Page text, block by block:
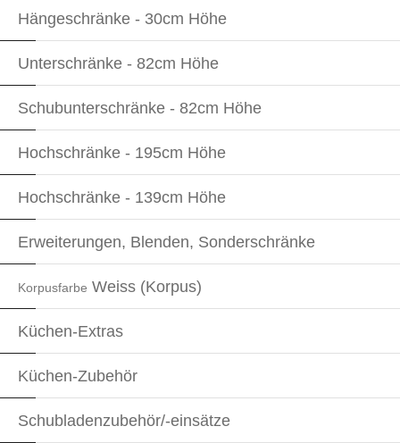
Hängeschränke - 30cm Höhe
Unterschränke - 82cm Höhe
Schubunterschränke - 82cm Höhe
Hochschränke - 195cm Höhe
Hochschränke - 139cm Höhe
Erweiterungen, Blenden, Sonderschränke
Korpusfarbe Weiss (Korpus)
Küchen-Extras
Küchen-Zubehör
Schubladenzubehör/-einsätze